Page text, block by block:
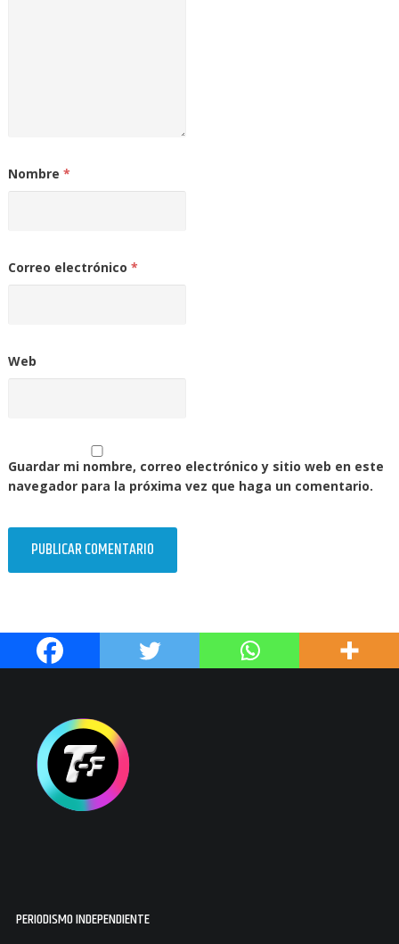
Nombre *
Correo electrónico *
Web
Guardar mi nombre, correo electrónico y sitio web en este
navegador para la próxima vez que haga un comentario.
PERIODISMO INDEPENDIENTE